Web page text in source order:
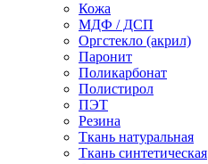
Кожа
МДФ / ДСП
Оргстекло (акрил)
Паронит
Поликарбонат
Полистирол
ПЭТ
Резина
Ткань натуральная
Ткань синтетическая